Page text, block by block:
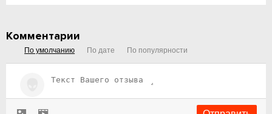
Комментарии
По умолчанию По дате По популярности